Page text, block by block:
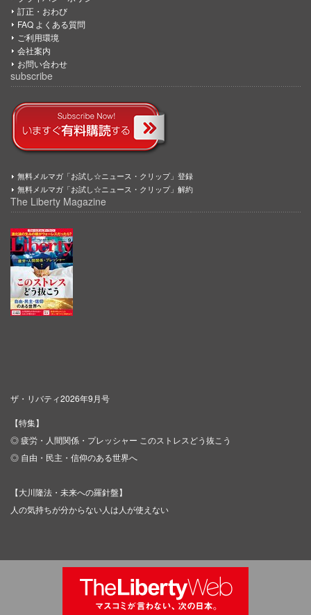
訂正・おわび
FAQ よくある質問
ご利用環境
会社案内
お問い合わせ
subscribe
無料メルマガ「お試し☆ニュース・クリップ」登録
無料メルマガ「お試し☆ニュース・クリップ」解約
The Liberty Magazine
ザ・リバティ2026年9月号
【特集】
◎ 疲労・人間関係・プレッシャー このストレスどう抜こう
◎ 自由・民主・信仰のある世界へ
【大川隆法・未来への羅針盤】
人の気持ちが分からない人は人が使えない